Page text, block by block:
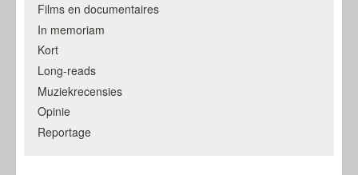
Films en documentaires
In memoriam
Kort
Long-reads
Muziekrecensies
Opinie
Reportage